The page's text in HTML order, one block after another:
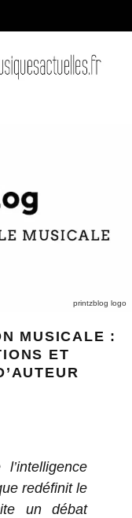
printzblog logo
MUSICALE :
ET
redéfinit le
un débat